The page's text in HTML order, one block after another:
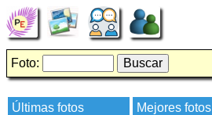
Foto:
Últimas fotos Mejores fotos